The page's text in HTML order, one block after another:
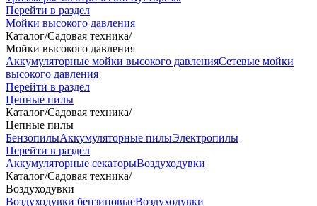
Перейти в раздел
Мойки высокого давления
Каталог/Садовая техника/
Мойки высокого давления
Аккумуляторные мойки высокого давленияСетевые мойки
высокого давления
Перейти в раздел
Цепные пилы
Каталог/Садовая техника/
Цепные пилы
БензопилыАккумуляторные пилыЭлектропилы
Перейти в раздел
Аккумуляторные секаторыВоздуходувки
Каталог/Садовая техника/
Воздуходувки
Воздуходувки бензиновыеВоздуходувки